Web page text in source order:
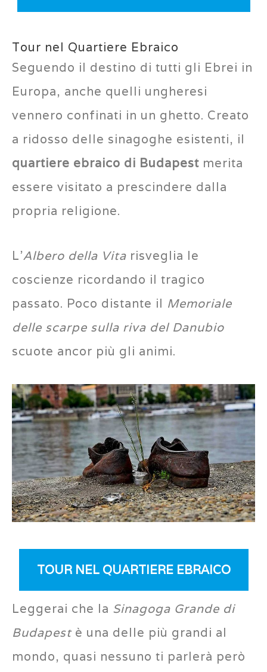
Tour nel Quartiere Ebraico
Seguendo il destino di tutti gli Ebrei in
Europa, anche quelli ungheresi
vennero confinati in un ghetto. Creato
a ridosso delle sinagoghe esistenti, il
quartiere ebraico di Budapest merita
essere visitato a prescindere dalla
propria religione.
L’Albero della Vita risveglia le
coscienze ricordando il tragico
passato. Poco distante il Memoriale
delle scarpe sulla riva del Danubio
scuote ancor più gli animi.
TOUR NEL QUARTIERE EBRAICO
Leggerai che la Sinagoga Grande di
Budapestè una delle più grandi al
mondo, quasi nessuno ti parlerà però